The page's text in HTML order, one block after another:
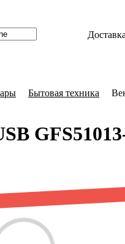
Доставка
Бытовая техника